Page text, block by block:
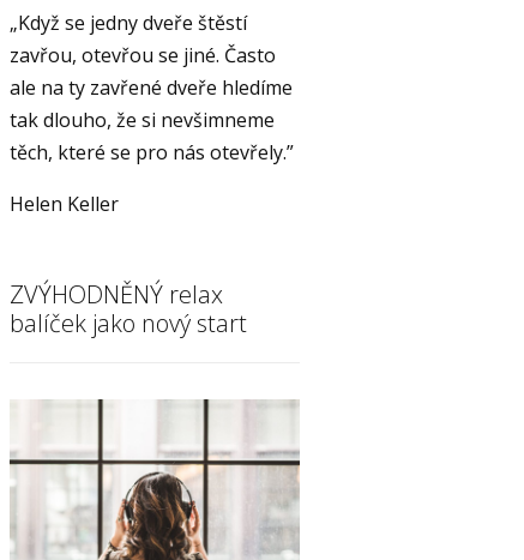
„Když se jedny dveře štěstí
zavřou, otevřou se jiné. Často
ale na ty zavřené dveře hledíme
tak dlouho, že si nevšimneme
těch, které se pro nás otevřely.”
Helen Keller
ZVÝHODNĚNÝ relax
balíček jako nový start